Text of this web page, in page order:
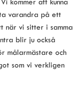
varandra på ett
när vi sitter i samma
blir ju också
målarmästare och
som vi verkligen